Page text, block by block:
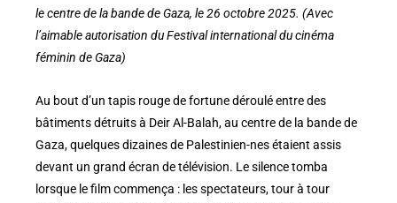
le centre de la bande de Gaza, le 26 octobre 2025. (Avec
l’aimable autorisation du Festival international du cinéma
féminin de Gaza)
Au bout d’un tapis rouge de fortune déroulé entre des
bâtiments détruits à Deir Al-Balah, au centre de la bande de
Gaza, quelques dizaines de Palestinien-nes étaient assis
devant un grand écran de télévision. Le silence tomba
lorsque le film commença : les spectateurs, tour à tour